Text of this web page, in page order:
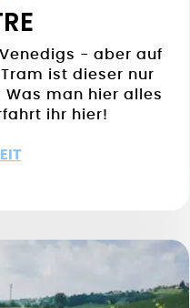
- aber auf
ist dieser nur
Was man hier alles
ihr hier!